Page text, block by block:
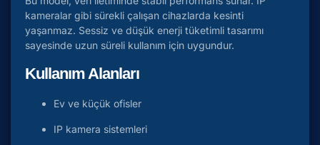
kameralar gibi sürekli çalışan cihazlarda kesinti
yaşanmaz. Sessiz ve düşük enerji tüketimli tasarımı
sayesinde uzun süreli kullanım için uygundur.
Kullanım Alanları
Ev ve küçük ofisler
IP kamera sistemleri